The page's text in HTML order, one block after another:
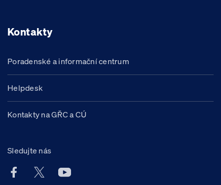
Kontakty
Poradenské a informační centrum
Helpdesk
Kontakty na GŘC a CÚ
Sledujte nás
Facebook účet Celní správy ČR
X účet Celní správy ČR
Youtube účet Celní správy ČR